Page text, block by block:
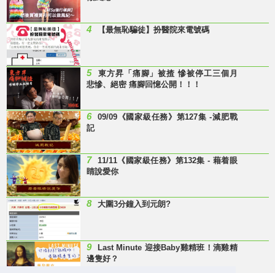
4 【最無恥騙徒】扮醫院來電號碼
5
東方昇「痛腳」被揸 慘被停工三個月
悲慘、絕密 痛腳回憶公開！！！
6
09/09《國家級任務》第127集 -減肥戰
記
7
11/11《國家級任務》第132集 - 藉着眼
睛說愛你
8 大圍3分鐘入到元朗?
9
Last Minute 迎接Baby雞精班！滴雞精
邊隻好？